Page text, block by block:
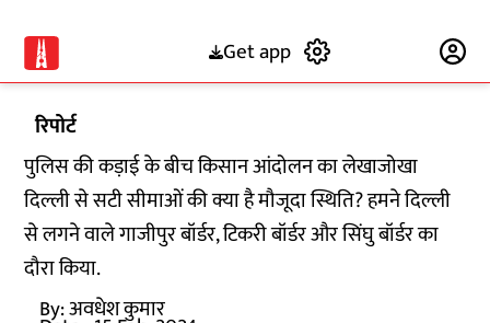
Get app
रिपोर्ट
पुलिस की कड़ाई के बीच किसान आंदोलन का लेखाजोखा
दिल्ली से सटी सीमाओं की क्या है मौजूदा स्थिति? हमने दिल्ली
से लगने वाले गाजीपुर बॉर्डर, टिकरी बॉर्डर और सिंघु बॉर्डर का
दौरा किया.
By:अवधेश कुमार